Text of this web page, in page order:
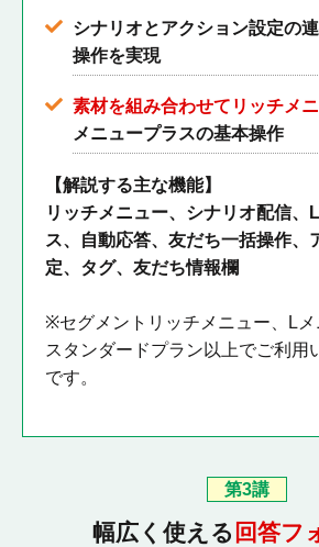
シナリオとアクション設定の
操作を実現
素材を組み合わせてリッチメ
メニュープラスの基本操作
【解説する主な機能】
リッチメニュー、シナリオ配信、
ス、自動応答、友だち一括操作、
定、タグ、友だち情報欄
※セグメントリッチメニュー、L
スタンダードプラン以上でご利用
です。
第3講
幅広く使える 回答フ